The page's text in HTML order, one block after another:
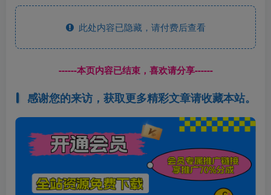
此处内容已隐藏，请付费后查看
------本页内容已结束，喜欢请分享------
感谢您的来访，获取更多精彩文章请收藏本站。